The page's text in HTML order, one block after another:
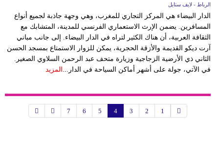
الرباط - لايف ستايل
الدار البيضاء هي المركز التجاري للمغرب، وهي وجهة جاذبة لجميع أنواع
المسافرين. يضمن الإرث الاستعماري الفرنسي للمدينة، المتشابك مع
الثقافة العربية، أن هناك الكثير لتراه في الدار البيضاء. إلى جانب مباني
آرت ديكو القديمة والأزقة الحجرية، يمكن للزوار الاستمتاع بمسجد الحسن
الثاني ذي الأرضية الزجاجية وزيارة متحف عبد الرحمن السلاوي الصغير.
في الآتي، جولة على أشهر أماكن السياحة في الدار...
المزيد
1
2
3
4
5
6
7